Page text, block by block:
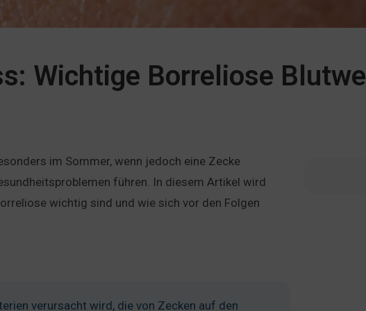
Wichtige Borreliose
im Sommer, wenn jedoch eine Zecke
führen. In diesem Artikel wird
wichtig sind und wie sich vor den Folgen
verursacht wird, die von Zecken auf den